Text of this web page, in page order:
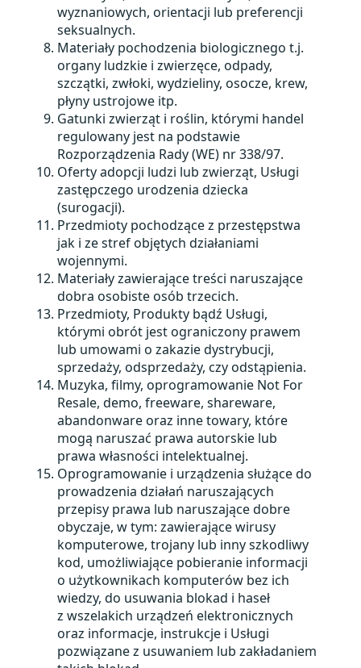
wyznaniowych, orientacji lub preferencji
seksualnych.
Materiały pochodzenia biologicznego t.j.
organy ludzkie i zwierzęce, odpady,
szczątki, zwłoki, wydzieliny, osocze, krew,
płyny ustrojowe itp.
Gatunki zwierząt i roślin, którymi handel
regulowany jest na podstawie
Rozporządzenia Rady (WE) nr 338/97.
Oferty adopcji ludzi lub zwierząt, Usługi
zastępczego urodzenia dziecka
(surogacji).
Przedmioty pochodzące z przestępstwa
jak i ze stref objętych działaniami
wojennymi.
Materiały zawierające treści naruszające
dobra osobiste osób trzecich.
Przedmioty, Produkty bądź Usługi,
którymi obrót jest ograniczony prawem
lub umowami o zakazie dystrybucji,
sprzedaży, odsprzedaży, czy odstąpienia.
Muzyka, filmy, oprogramowanie Not For
Resale, demo, freeware, shareware,
abandonware oraz inne towary, które
mogą naruszać prawa autorskie lub
prawa własności intelektualnej.
Oprogramowanie i urządzenia służące do
prowadzenia działań naruszających
przepisy prawa lub naruszające dobre
obyczaje, w tym: zawierające wirusy
komputerowe, trojany lub inny szkodliwy
kod, umożliwiające pobieranie informacji
o użytkownikach komputerów bez ich
wiedzy, do usuwania blokad i haseł
z wszelakich urządzeń elektronicznych
oraz informacje, instrukcje i Usługi
pozwiązane z usuwaniem lub zakładaniem